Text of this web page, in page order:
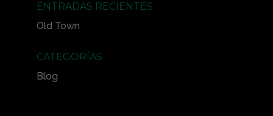
ENTRADAS RECIENTES
Old Town
CATEGORÍAS
Blog